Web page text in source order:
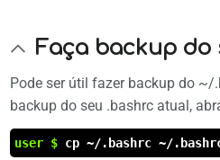
Faça backup do
Pode ser útil fazer backup do
backup do seu .bashrc atual,
user $ cp ~/.bashrc ~/